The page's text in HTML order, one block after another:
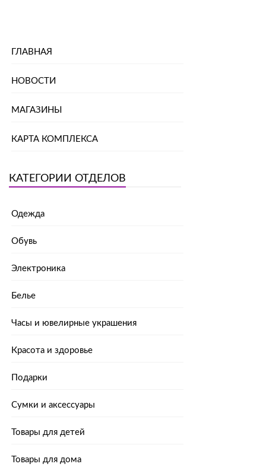
ГЛАВНАЯ
НОВОСТИ
МАГАЗИНЫ
КАРТА КОМПЛЕКСА
КАТЕГОРИИ ОТДЕЛОВ
Одежда
Обувь
Электроника
Белье
Часы и ювелирные украшения
Красота и здоровье
Подарки
Сумки и аксессуары
Товары для детей
Товары для дома